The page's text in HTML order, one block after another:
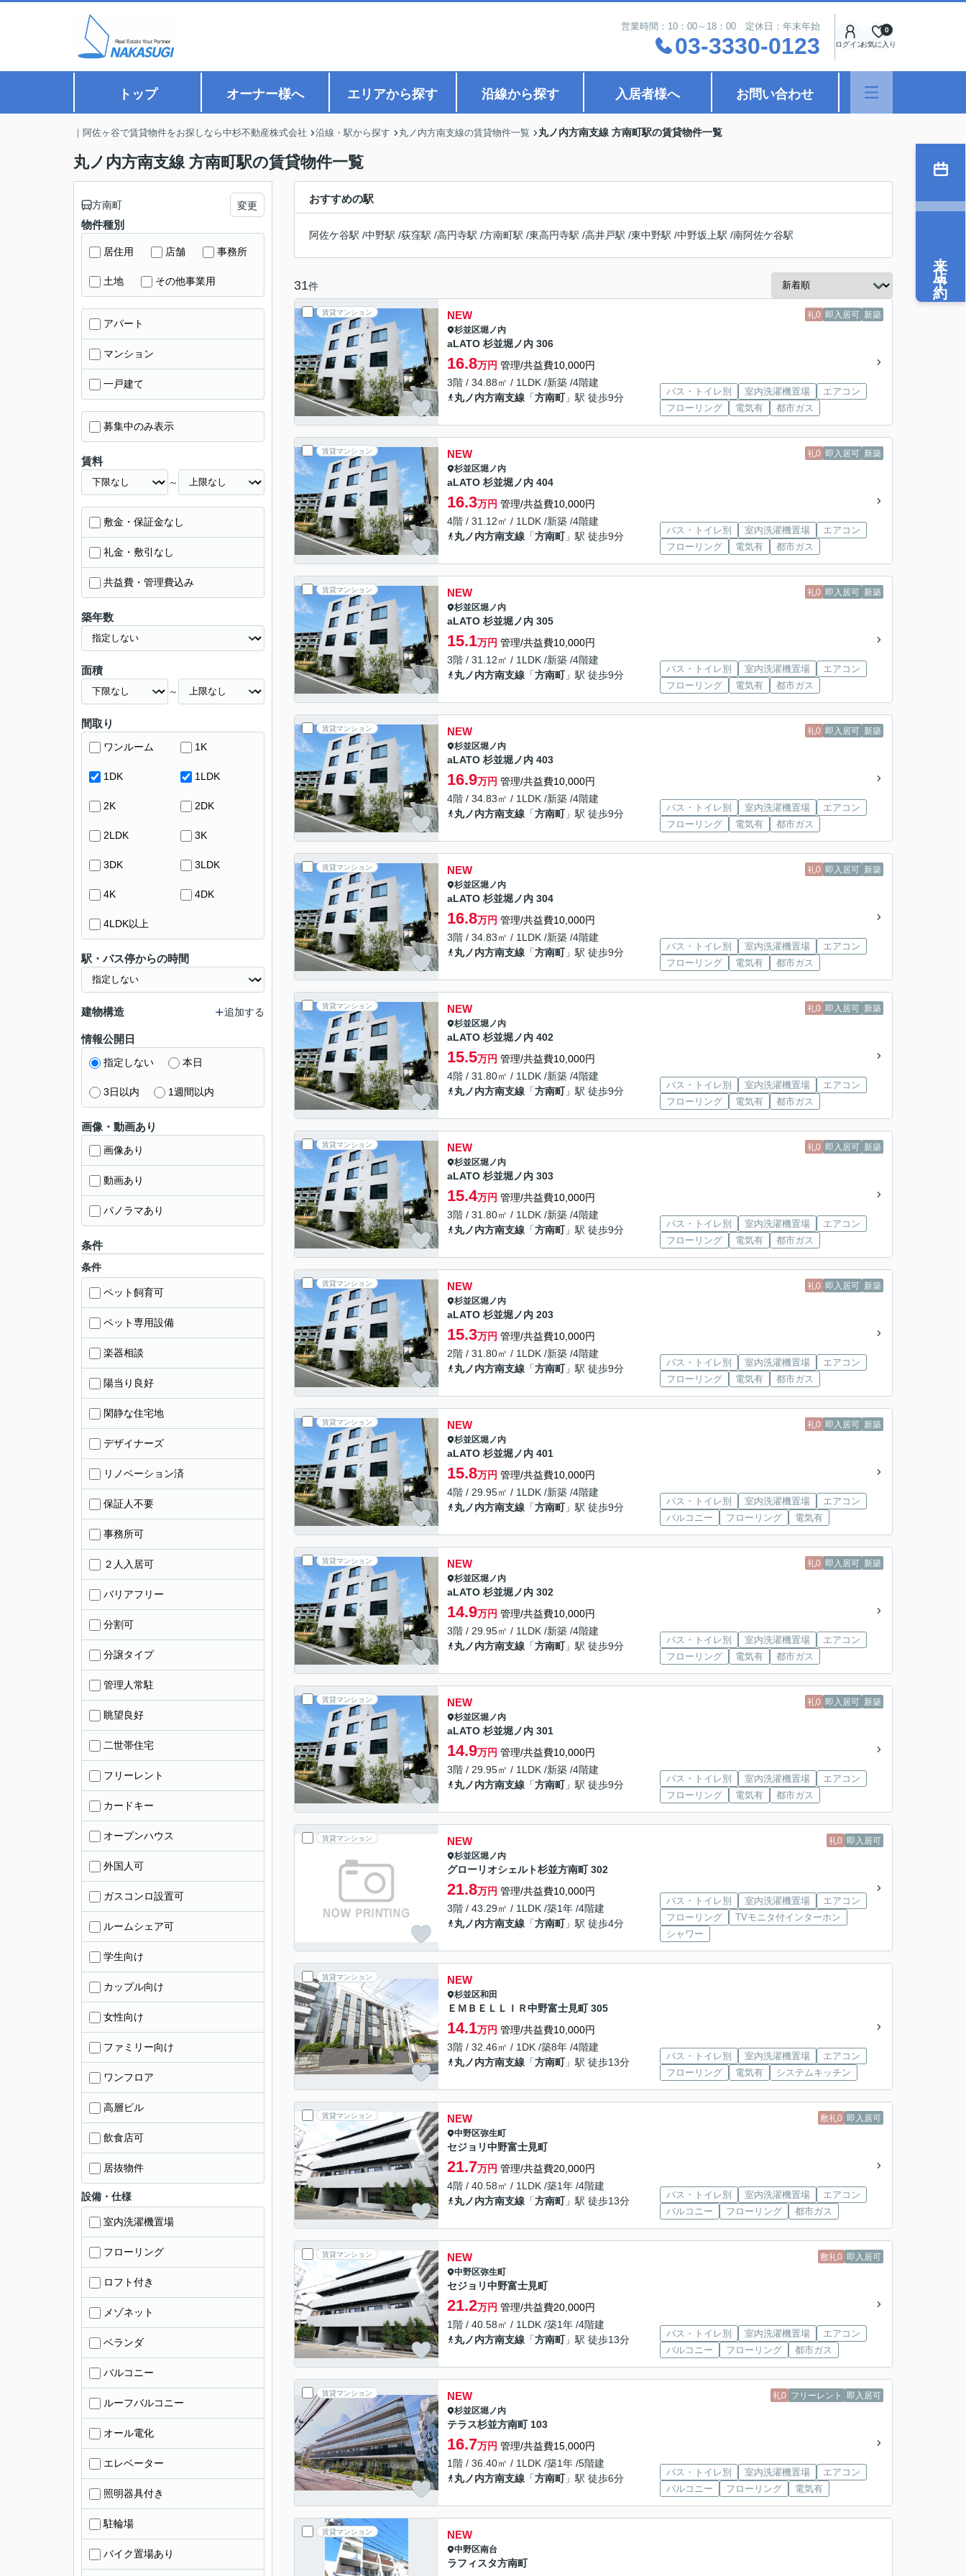
営業時間：10：00～18：00 定休日：年末年始
03-3330-0123 ログインお気に入り
0
トップ オーナー様へ エリアから探す 沿線から探す 入居者様へ お問い合わせ
｜阿佐ヶ谷で賃貸物件をお探しなら中杉不動産株式会社 沿線・駅から探す 丸ノ内方南支線の賃貸物件一覧 丸ノ内方南支線 方南町駅の賃貸物件一覧
丸ノ内方南支線 方南町駅の賃貸物件一覧
おすすめの駅
阿佐ケ谷駅 /中野駅 /荻窪駅 /高円寺駅 /方南町駅 /東高円寺駅 /高井戸駅 /東中野駅 /中野坂上駅 /南阿佐ケ谷駅
31件
賃貸マンション 礼0 即入居可 新築
NEW
杉並区堀ノ内
aLATO 杉並堀ノ内 306
16.8万円 管理/共益費10,000円
3階 / 34.88㎡ / 1LDK /新築 /4階建
丸ノ内方南支線 「方南町」駅 徒歩9分
バス・トイレ別 室内洗濯機置場
エアコン
フローリング
電気有 都市ガス
賃貸マンション 礼0 即入居可 新築
NEW
杉並区堀ノ内
aLATO 杉並堀ノ内 404
16.3万円 管理/共益費10,000円
4階 / 31.12㎡ / 1LDK /新築 /4階建
丸ノ内方南支線 「方南町」駅 徒歩9分
バス・トイレ別 室内洗濯機置場
エアコン
フローリング
電気有 都市ガス
賃貸マンション 礼0 即入居可 新築
NEW
杉並区堀ノ内
aLATO 杉並堀ノ内 305
15.1万円 管理/共益費10,000円
3階 / 31.12㎡ / 1LDK /新築 /4階建
丸ノ内方南支線 「方南町」駅 徒歩9分
バス・トイレ別 室内洗濯機置場
エアコン
フローリング
電気有 都市ガス
賃貸マンション 礼0 即入居可 新築
NEW
杉並区堀ノ内
aLATO 杉並堀ノ内 403
16.9万円 管理/共益費10,000円
4階 / 34.83㎡ / 1LDK /新築 /4階建
丸ノ内方南支線 「方南町」駅 徒歩9分
バス・トイレ別 室内洗濯機置場
エアコン
フローリング
電気有 都市ガス
賃貸マンション 礼0 即入居可 新築
NEW
杉並区堀ノ内
aLATO 杉並堀ノ内 304
16.8万円 管理/共益費10,000円
3階 / 34.83㎡ / 1LDK /新築 /4階建
丸ノ内方南支線 「方南町」駅 徒歩9分
バス・トイレ別 室内洗濯機置場
エアコン
フローリング
電気有 都市ガス
賃貸マンション 礼0 即入居可 新築
NEW
杉並区堀ノ内
aLATO 杉並堀ノ内 402
15.5万円 管理/共益費10,000円
4階 / 31.80㎡ / 1LDK /新築 /4階建
丸ノ内方南支線 「方南町」駅 徒歩9分
バス・トイレ別 室内洗濯機置場
エアコン
フローリング
電気有 都市ガス
賃貸マンション 礼0 即入居可 新築
NEW
杉並区堀ノ内
aLATO 杉並堀ノ内 303
15.4万円 管理/共益費10,000円
3階 / 31.80㎡ / 1LDK /新築 /4階建
丸ノ内方南支線 「方南町」駅 徒歩9分
バス・トイレ別 室内洗濯機置場
エアコン
フローリング
電気有 都市ガス
賃貸マンション 礼0 即入居可 新築
NEW
杉並区堀ノ内
aLATO 杉並堀ノ内 203
15.3万円 管理/共益費10,000円
2階 / 31.80㎡ / 1LDK /新築 /4階建
丸ノ内方南支線 「方南町」駅 徒歩9分
バス・トイレ別 室内洗濯機置場
エアコン
フローリング
電気有 都市ガス
賃貸マンション 礼0 即入居可 新築
NEW
杉並区堀ノ内
aLATO 杉並堀ノ内 401
15.8万円 管理/共益費10,000円
4階 / 29.95㎡ / 1LDK /新築 /4階建
丸ノ内方南支線 「方南町」駅 徒歩9分
バス・トイレ別 室内洗濯機置場
エアコン
バルコニー
フローリング 電気有
賃貸マンション 礼0 即入居可 新築
NEW
杉並区堀ノ内
aLATO 杉並堀ノ内 302
14.9万円 管理/共益費10,000円
3階 / 29.95㎡ / 1LDK /新築 /4階建
丸ノ内方南支線 「方南町」駅 徒歩9分
バス・トイレ別 室内洗濯機置場
エアコン
フローリング
電気有 都市ガス
賃貸マンション 礼0 即入居可 新築
NEW
杉並区堀ノ内
aLATO 杉並堀ノ内 301
14.9万円 管理/共益費10,000円
3階 / 29.95㎡ / 1LDK /新築 /4階建
丸ノ内方南支線 「方南町」駅 徒歩9分
バス・トイレ別 室内洗濯機置場
エアコン
フローリング
電気有 都市ガス
賃貸マンション 礼0 即入居可
NEW
杉並区堀ノ内
グローリオシェルト杉並方南町 302
21.8万円 管理/共益費10,000円
3階 / 43.29㎡ / 1LDK /築1年 /4階建
丸ノ内方南支線 「方南町」駅 徒歩4分
バス・トイレ別 室内洗濯機置場
エアコン
フローリング
TVモニタ付インターホン
シャワー
賃貸マンション NEW
杉並区和田
ＥＭＢＥＬＬＩＲ中野富士見町 305
14.1万円 管理/共益費10,000円
3階 / 32.46㎡ / 1DK /築8年 /4階建
丸ノ内方南支線 「方南町」駅 徒歩13分
バス・トイレ別 室内洗濯機置場
エアコン
フローリング
電気有 システムキッチン
賃貸マンション 敷礼0 即入居可
NEW
中野区弥生町
セジョリ中野富士見町
21.7万円 管理/共益費20,000円
4階 / 40.58㎡ / 1LDK /築1年 /4階建
丸ノ内方南支線 「方南町」駅 徒歩13分
バス・トイレ別 室内洗濯機置場
エアコン
バルコニー
フローリング 都市ガス
賃貸マンション 敷礼0 即入居可
NEW
中野区弥生町
セジョリ中野富士見町
21.2万円 管理/共益費20,000円
1階 / 40.58㎡ / 1LDK /築1年 /4階建
丸ノ内方南支線 「方南町」駅 徒歩13分
バス・トイレ別 室内洗濯機置場
エアコン
バルコニー
フローリング 都市ガス
賃貸マンション 礼0 フリーレント 即入居可
NEW
杉並区堀ノ内
テラス杉並方南町 103
16.7万円 管理/共益費15,000円
1階 / 36.40㎡ / 1LDK /築1年 /5階建
丸ノ内方南支線 「方南町」駅 徒歩6分
バス・トイレ別 室内洗濯機置場
エアコン
バルコニー
フローリング 電気有
賃貸マンション NEW
中野区南台
ラフィスタ方南町
方南町 変更
物件種別
居住用 店舗 事務所
土地 その他事業用
アパート
マンション
一戸建て
募集中のみ表示
賃料
～
敷金・保証金なし
礼金・敷引なし
共益費・管理費込み
築年数
面積
～
間取り
ワンルーム 1K
1DK 1LDK
2K 2DK
2LDK 3K
3DK 3LDK
4K 4DK
4LDK以上
駅・バス停からの時間
建物構造 追加する
情報公開日
指定しない 本日
3日以内 1週間以内
画像・動画あり
画像あり
動画あり
パノラマあり
条件
条件
ペット飼育可
ペット専用設備
楽器相談
陽当り良好
閑静な住宅地
デザイナーズ
リノベーション済
保証人不要
事務所可
２人入居可
バリアフリー
分割可
分譲タイプ
管理人常駐
眺望良好
二世帯住宅
フリーレント
カードキー
オープンハウス
外国人可
ガスコンロ設置可
ルームシェア可
学生向け
カップル向け
女性向け
ファミリー向け
ワンフロア
高層ビル
飲食店可
居抜物件
設備・仕様
室内洗濯機置場
フローリング
ロフト付き
メゾネット
ベランダ
バルコニー
ルーフバルコニー
オール電化
エレベーター
照明器具付き
駐輪場
バイク置場あり
来店予約